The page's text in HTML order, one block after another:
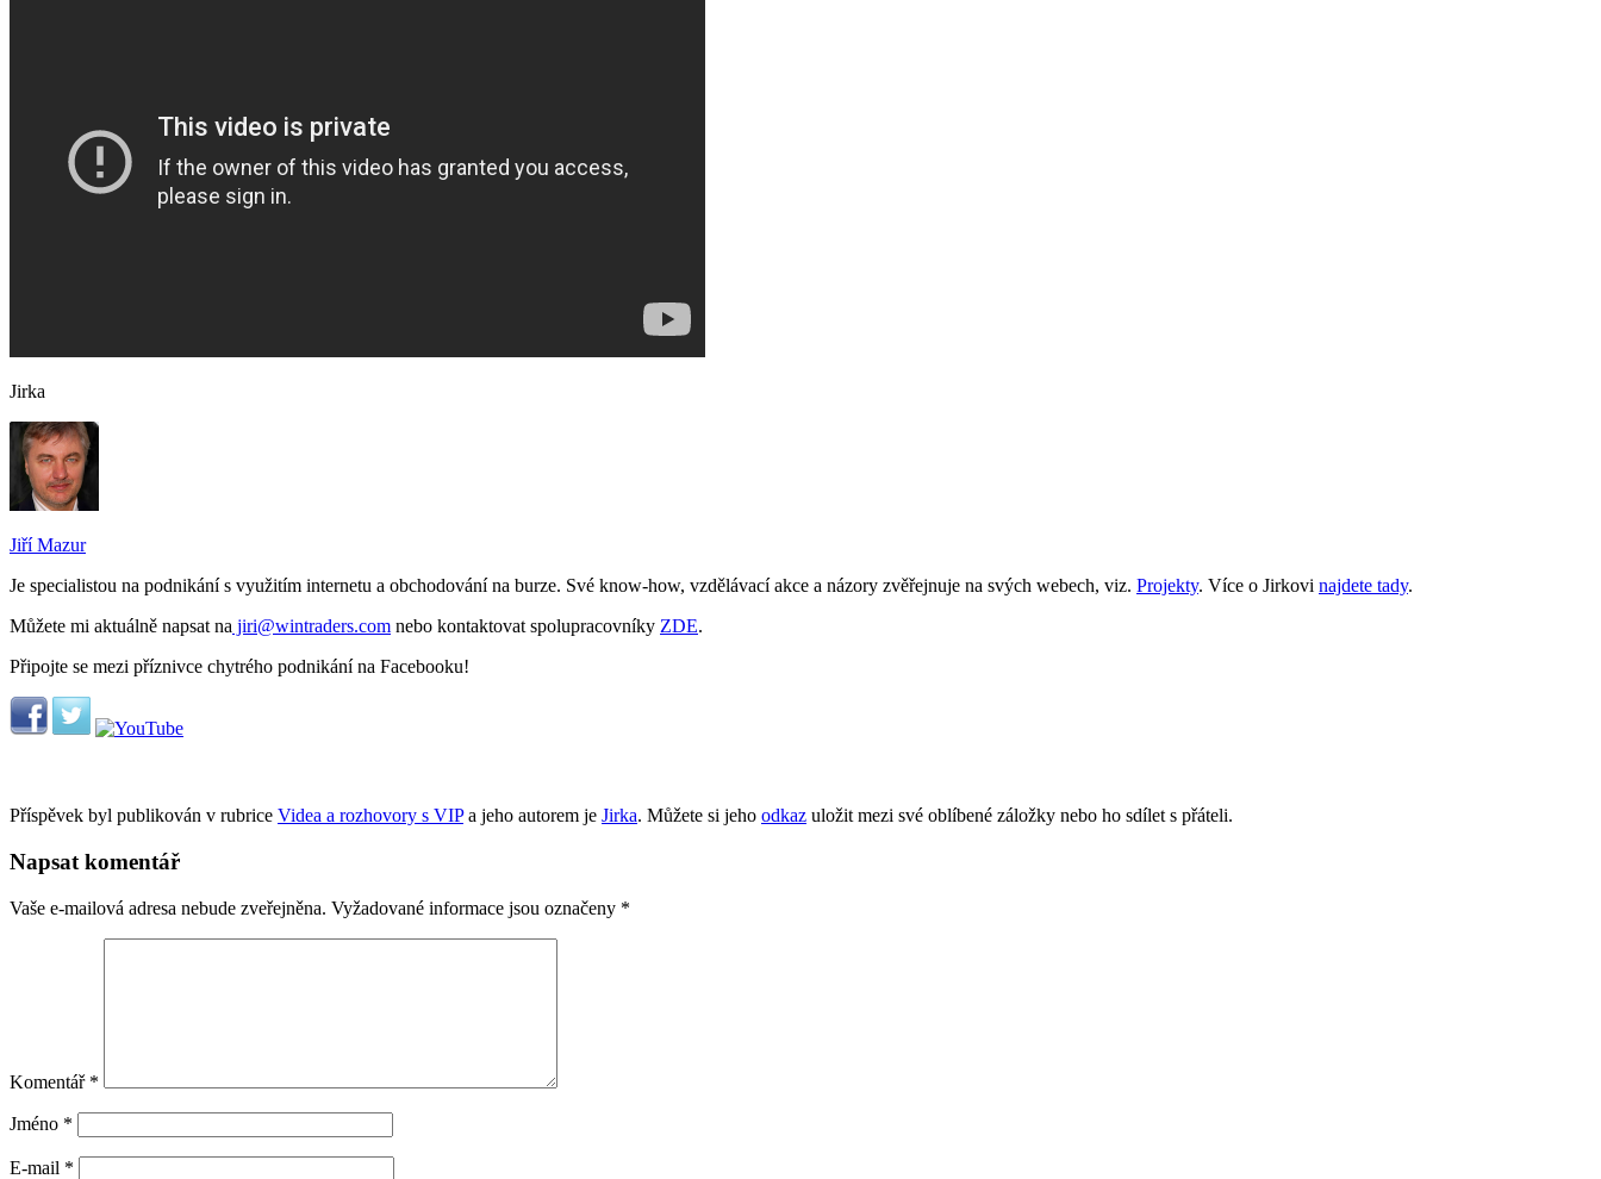
Jirka
Jiří Mazur
Je specialistou na podnikání s využitím internetu a obchodování na burze. Své know-how, vzdělávací akce a názory zvěřejnuje na svých webech, viz. Projekty. Více o Jirkovi najdete tady.
Můžete mi aktuálně napsat na jiri@wintraders.com nebo kontaktovat spolupracovníky ZDE.
Připojte se mezi příznivce chytrého podnikání na Facebooku!
Příspěvek byl publikován v rubrice Videa a rozhovory s VIPa jeho autorem je Jirka. Můžete si jeho odkaz uložit mezi své oblíbené záložky nebo ho sdílet s přáteli.
Napsat komentář
Vaše e-mailová adresa nebude zveřejněna. Vyžadované informace jsou označeny *
Komentář *
Jméno *
E-mail *